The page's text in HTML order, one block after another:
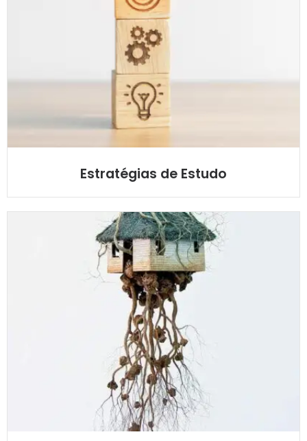
Estratégias de Estudo